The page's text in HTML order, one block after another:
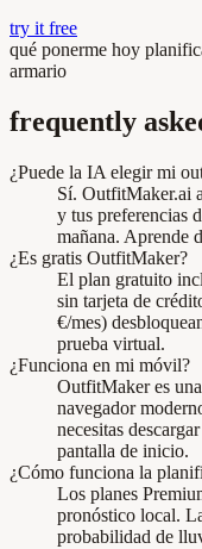
try it free
qué ponerme hoy
armario
frequently
¿Puede la IA elegir mi
Sí. OutfitMaker.ai
y tus preferencias
mañana. Aprende
¿Es gratis OutfitMaker?
El plan gratuito
sin tarjeta de
€/mes)
prueba virtual.
¿Funciona en mi móvil?
OutfitMaker es
navegador
necesitas
pantalla de inicio.
¿Cómo funciona la
Los planes
pronóstico local.
probabilidad de